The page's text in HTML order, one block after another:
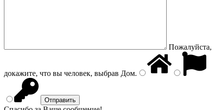
Пожалуйста,
докажите, что вы человек, выбрав Дом.